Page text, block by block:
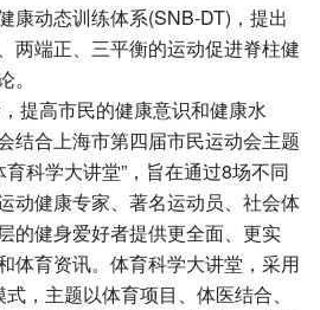
康动态训练体系(SNB-DT)，提出
两端正、三平衡的运动促进脊柱健
提高市民的健康意识和健康水
结合上海市第四届市民运动会主题
科学大讲堂”，旨在通过8场不同
动健康专家、著名运动员、社会体
的健身爱好者提供更全面、更实
体育资讯。体育科学大讲堂，采用
，主题以体育项目、体医结合、